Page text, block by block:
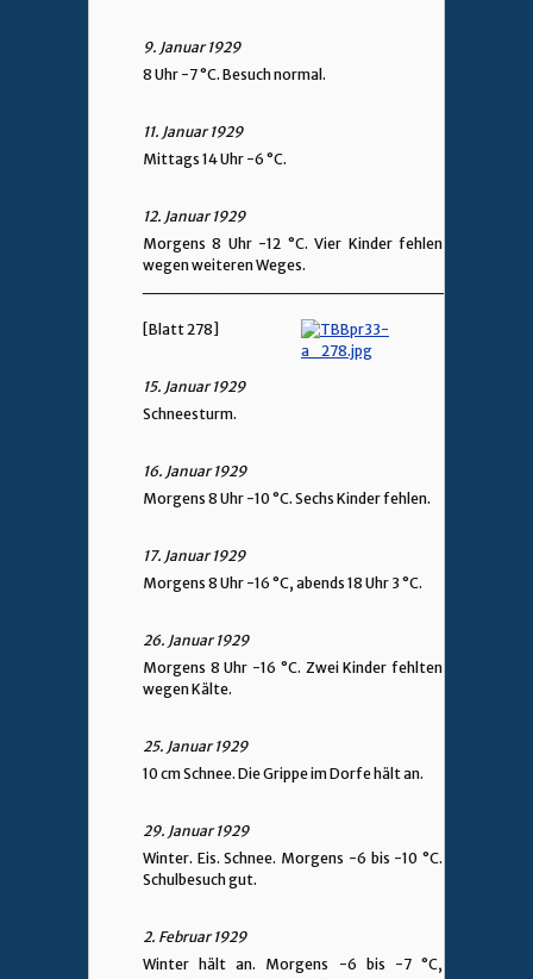
9. Januar 1929
8 Uhr -7 °C. Besuch normal.
11. Januar 1929
Mittags 14 Uhr -6 °C.
12. Januar 1929
Morgens 8 Uhr -12 °C. Vier Kinder fehlen
wegen weiteren Weges.
[Blatt 278]
15. Januar 1929
Schneesturm.
16. Januar 1929
Morgens 8 Uhr -10 °C. Sechs Kinder fehlen.
17. Januar 1929
Morgens 8 Uhr -16 °C, abends 18 Uhr 3 °C.
26. Januar 1929
Morgens 8 Uhr -16 °C. Zwei Kinder fehlten
wegen Kälte.
25. Januar 1929
10 cm Schnee. Die Grippe im Dorfe hält an.
29. Januar 1929
Winter. Eis. Schnee. Morgens -6 bis -10 °C.
Schulbesuch gut.
2. Februar 1929
Winter hält an. Morgens -6 bis -7 °C,